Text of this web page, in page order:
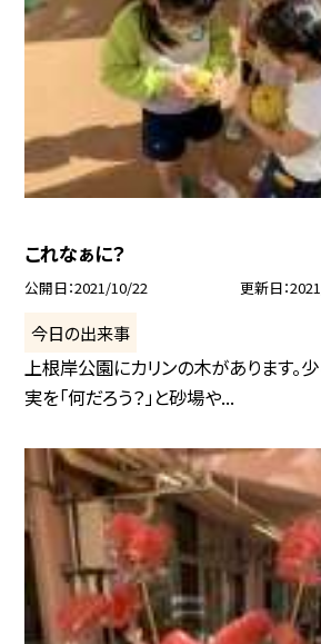
これなぁに？
公開日 2021/10/22 更新日
今日の出来事
上根岸公園にカリンの木があります。
実を「何だろう？」と砂場や...